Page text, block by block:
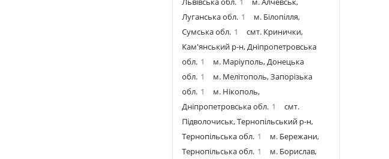
Луганська обл. 1
м. Білопілля,
Сумська обл. 1
смт. Кринички,
Кам'янський р-н, Дніпропетровська
обл. 1
м. Маріуполь, Донецька
обл. 1
м. Мелітополь, Запорізька
обл. 1
м. Нікополь,
Дніпропетровська обл. 1
смт.
Підволочиськ, Тернопільський р-н,
Тернопільська обл. 1
м. Бережани,
Тернопільська обл. 1
м. Борислав,